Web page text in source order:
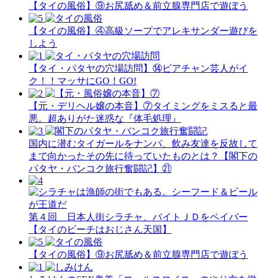
【タイの風俗】​⑨お尻舐め＆前立腺専門店で遊ぼう
【タイの風俗】​④高級ソープでアレキサンダー遊びを
しよう
【タイ・パタヤの穴場訪問】⑭ビアチャン芸人がイ
ク！！マッサにGO！GO!
【元・デリヘル嬢の本音】⑦タイミングをミスると最
悪。超ありがた迷惑な『体毛処理』
国内に潜むタイガールをナンパ、飲み友達を反故して
まで向かったその先に待っていたものとは？【閣下の
パタヤ・バンコク旅行奮闘記】㉑
第４回 日本人街シラチャ、バイトＪＤをペイバー
【タイのビーチはおじさん天国】
【タイの風俗】​⑨お尻舐め＆前立腺専門店で遊ぼう